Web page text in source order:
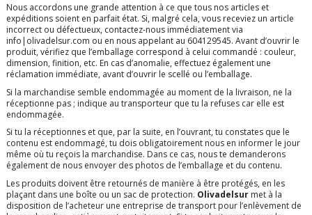
Nous accordons une grande attention à ce que tous nos articles et
expéditions soient en parfait état. Si, malgré cela, vous receviez un article
incorrect ou défectueux, contactez-nous immédiatement via
info|olivadelsur.com ou en nous appelant au 604129545. Avant d’ouvrir le
produit, vérifiez que l’emballage correspond à celui commandé : couleur,
dimension, finition, etc. En cas d’anomalie, effectuez également une
réclamation immédiate, avant d’ouvrir le scellé ou l’emballage.
Si la marchandise semble endommagée au moment de la livraison, ne la
réceptionne pas ; indique au transporteur que tu la refuses car elle est
endommagée.
Si tu la réceptionnes et que, par la suite, en l’ouvrant, tu constates que le
contenu est endommagé, tu dois obligatoirement nous en informer le jour
même où tu reçois la marchandise. Dans ce cas, nous te demanderons
également de nous envoyer des photos de l’emballage et du contenu.
Les produits doivent être retournés de manière à être protégés, en les
plaçant dans une boîte ou un sac de protection. Olivadelsur met à la
disposition de l’acheteur une entreprise de transport pour l’enlèvement de